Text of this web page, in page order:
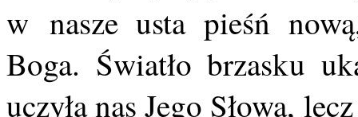
w nasze usta pieśń
Boga. Światło brzasku
uczyła nas Jego Słowa,